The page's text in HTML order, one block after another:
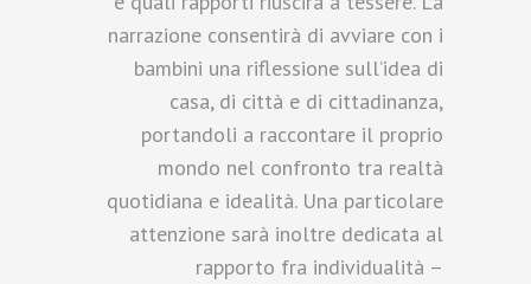
narrazione consentirà di avviare con i
bambini una riflessione sull’idea di
casa, di città e di cittadinanza,
portandoli a raccontare il proprio
mondo nel confronto tra realtà
quotidiana e idealità. Una particolare
attenzione sarà inoltre dedicata al
rapporto fra individualità –